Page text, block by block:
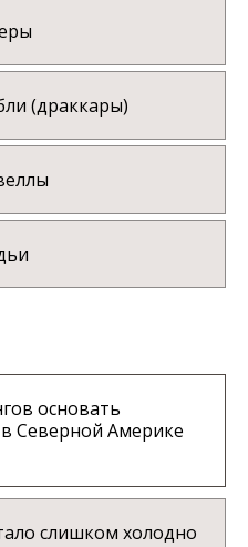
(драккары)
основать
Северной Америке
слишком холодно